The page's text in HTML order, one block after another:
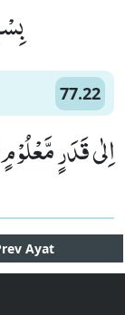
77.22
اِلٰى قَدَرٍ مَّعْلُوْمٍۙ
Ayat